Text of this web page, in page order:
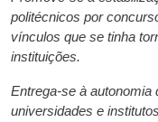
politécnicos por
vínculos que se tinha
instituições.
Entrega-se à autonomia
universidades e